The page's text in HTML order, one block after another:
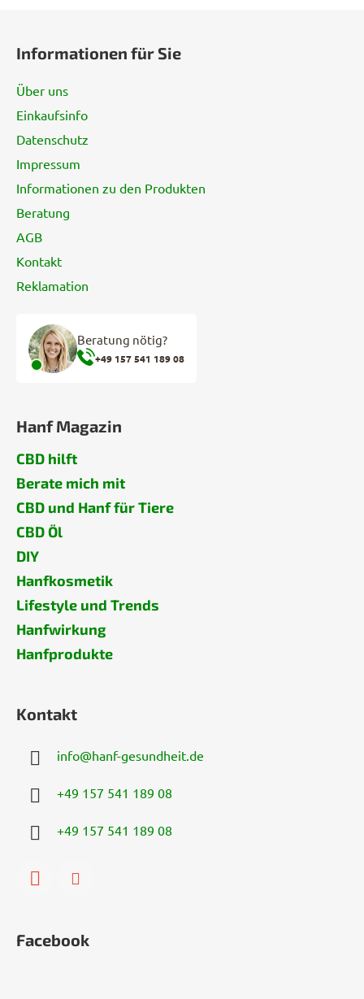
i
Informationen für Sie
Über uns
Einkaufsinfo
Datenschutz
Impressum
Informationen zu den Produkten
Beratung
AGB
Kontakt
Reklamation
Beratung nötig?
+49 157 541 189 08
Hanf Magazin
CBD hilft
Berate mich mit
CBD und Hanf für Tiere
CBD Öl
DIY
Hanfkosmetik
Lifestyle und Trends
Hanfwirkung
Hanfprodukte
Kontakt
info@hanf-gesundheit.de
+49 157 541 189 08
+49 157 541 189 08
Facebook